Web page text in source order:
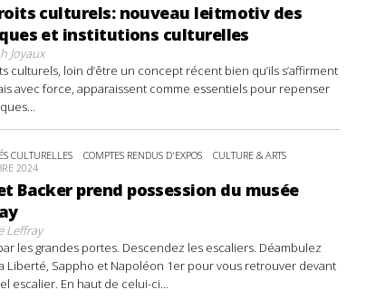
culturels: nouveau leitmotiv des
et institutions culturelles
Joyaux
culturels, loin d’être un concept récent bien qu’ils s’affirment
avec force, apparaissent comme essentiels pour repenser
CULTURELLES COMPTES RENDUS D'EXPOS CULTURE & ARTS
2024
Backer prend possession du musée
Leffray
les grandes portes. Descendez les escaliers. Déambulez
Liberté, Sappho et Napoléon 1er pour vous retrouver devant
escalier. En haut de celui-ci...